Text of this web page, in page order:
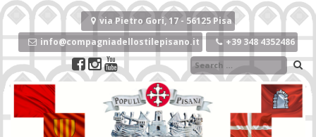
Vai
al
contenuto
via Pietro Gori, 17 - 56125 Pisa
info@compagniadellostilepisano.it
+39 348 4352486